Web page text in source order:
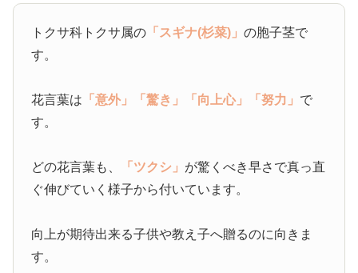
トクサ科トクサ属の 「スギナ(杉菜)」の胞子茎で
す。
花言葉は 「意外」 「驚き」 「向上心」 「努力」 で
す。
どの花言葉も、 「ツクシ」 が驚くべき早さで真っ直
ぐ伸びていく様子から付いています。
向上が期待出来る子供や教え子へ贈るのに向きま
す。